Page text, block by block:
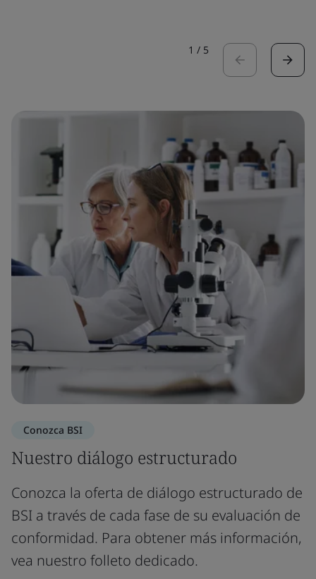
1 / 5
Conozca BSI
Nuestro diálogo estructurado
Conozca la oferta de diálogo estructurado de
BSI a través de cada fase de su evaluación de
conformidad. Para obtener más información,
vea nuestro folleto dedicado.